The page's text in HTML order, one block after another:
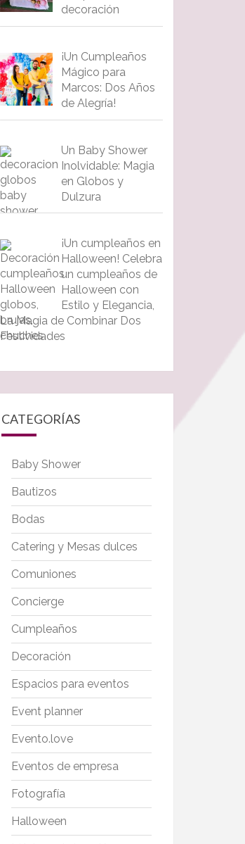
decoración
¡Un Cumpleaños
Mágico para
Marcos: Dos Años
de Alegría!
Un Baby Shower
Inolvidable: Magia
en Globos y
Dulzura
¡Un cumpleaños en
Halloween! Celebra
un cumpleaños de
Halloween con
Estilo y Elegancia,
La Magia de Combinar Dos
Festividades
CATEGORÍAS
Baby Shower
Bautizos
Bodas
Catering y Mesas dulces
Comuniones
Concierge
Cumpleaños
Decoración
Espacios para eventos
Event planner
Evento.love
Eventos de empresa
Fotografía
Halloween